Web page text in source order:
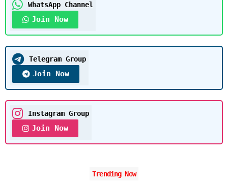
WhatsApp Channel
Join Now
Telegram Group
Join Now
Instagram Group
Join Now
Trending Now